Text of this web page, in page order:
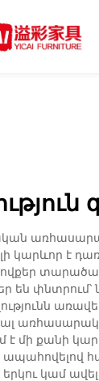
կարևոր է
են փնտրում՝
մի քանի
ապահովելով
կամ